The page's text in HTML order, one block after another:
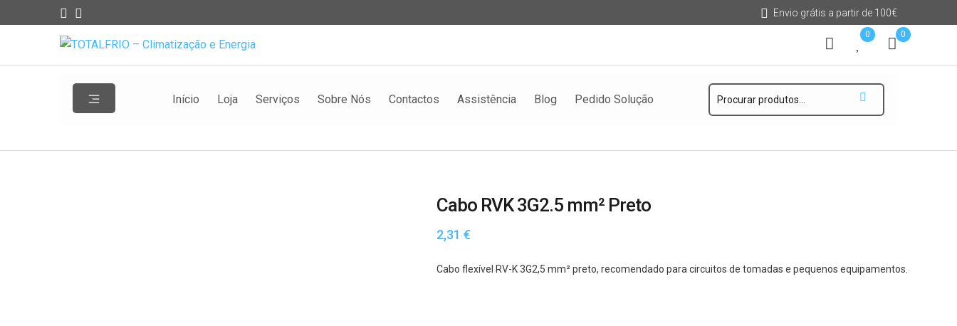
Envio grátis a partir de 100€
0 0
Início Loja Serviços Sobre Nós Contactos Assistência Blog Pedido Solução
Pesquisar
por:
Cabo RVK 3G2.5 mm² Preto
2,31€
Cabo flexível RV-K 3G2,5 mm² preto, recomendado para circuitos de tomadas e pequenos equipamentos.